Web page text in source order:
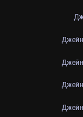
Джейн
Джейн